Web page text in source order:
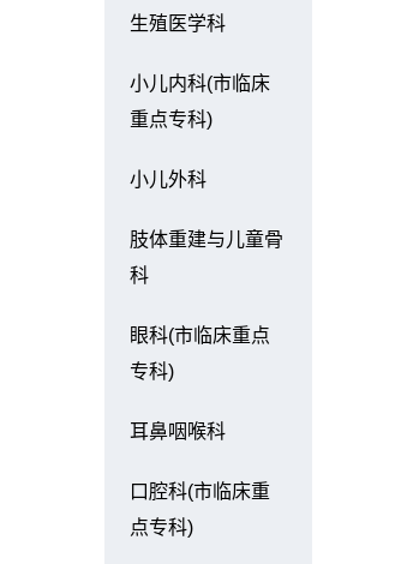
生殖医学科
小儿内科(市临床
重点专科)
小儿外科
肢体重建与儿童骨
科
眼科(市临床重点
专科)
耳鼻咽喉科
口腔科(市临床重
点专科)